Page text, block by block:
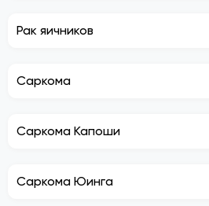
Рак яичников
Саркома
Саркома Капоши
Саркома Юинга